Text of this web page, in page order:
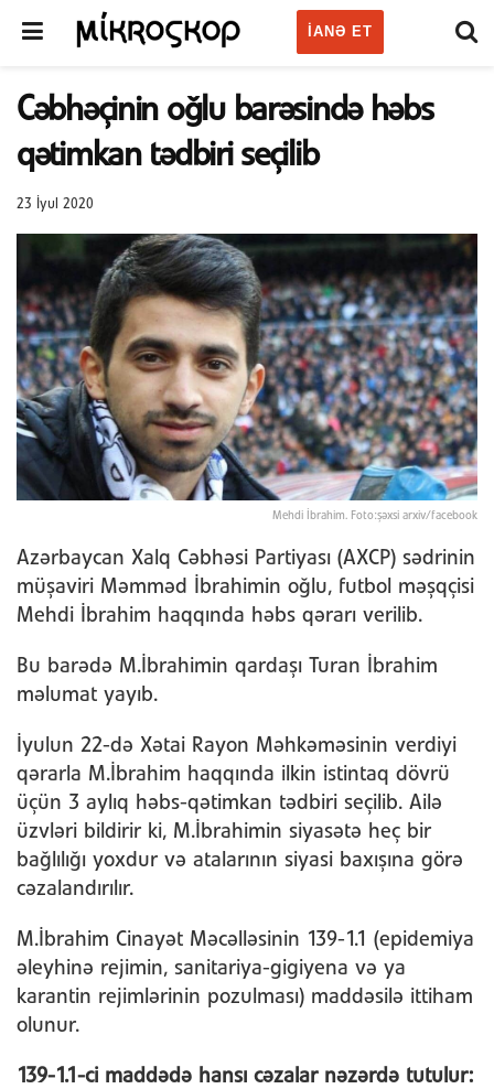
IANƏ ET
Cəbhəçinin oğlu barəsində həbs
qətimkan tədbiri seçilib
23 İyul 2020
Mehdi İbrahim. Foto:şəxsi arxiv/facebook
Azərbaycan Xalq Cəbhəsi Partiyası (AXCP) sədrinin
müşaviri Məmməd İbrahimin oğlu, futbol məşqçisi
Mehdi İbrahim haqqında həbs qərarı verilib.
Bu barədə M.İbrahimin qardaşı Turan İbrahim
məlumat yayıb.
İyulun 22-də Xətai Rayon Məhkəməsinin verdiyi
qərarla M.İbrahim haqqında ilkin istintaq dövrü
üçün 3 aylıq həbs-qətimkan tədbiri seçilib. Ailə
üzvləri bildirir ki, M.İbrahimin siyasətə heç bir
bağlılığı yoxdur və atalarının siyasi baxışına görə
cəzalandırılır.
M.İbrahim Cinayət Məcəlləsinin 139-1.1 (epidemiya
əleyhinə rejimin, sanitariya-gigiyena və ya
karantin rejimlərinin pozulması) maddəsilə ittiham
olunur.
139-1.1-ci maddədə hansı cəzalar nəzərdə tutulur: